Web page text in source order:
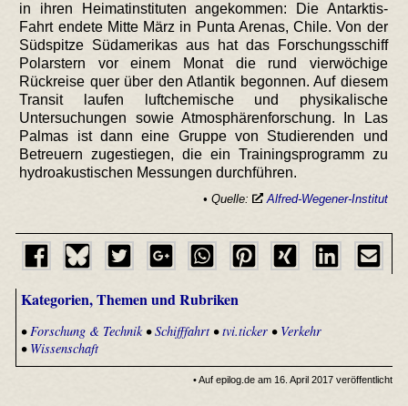
in ihren Heimatinstituten angekommen: Die Antarktis-
Fahrt endete Mitte März in Punta Arenas, Chile. Von der
Südspitze Südamerikas aus hat das Forschungsschiff
Polarstern vor einem Monat die rund vierwöchige
Rückreise quer über den Atlantik begonnen. Auf diesem
Transit laufen luftchemische und physikalische
Untersuchungen sowie Atmosphärenforschung. In Las
Palmas ist dann eine Gruppe von Studierenden und
Betreuern zugestiegen, die ein Trainingsprogramm zu
hydroakustischen Messungen durchführen.
• Quelle: Alfred-Wegener-Institut
Kategorien, Themen und Rubriken
•Forschung & Technik•Schifffahrt•tvi.ticker• Verkehr
• Wissenschaft
• Auf epilog.de am 16. April 2017 veröffentlicht